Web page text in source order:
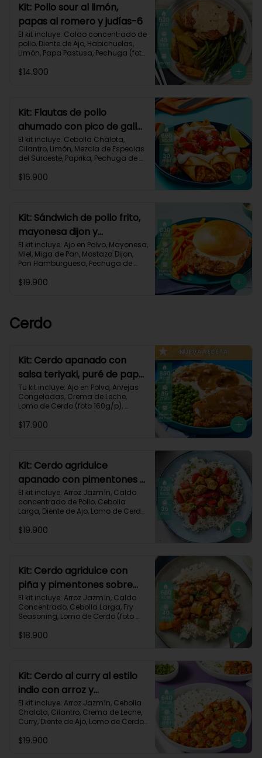
Kit: Pollo sour al limón,
papas al romero y judías-6
El kit incluye: Caldo concentrado de
pollo, Diente de Ajo, Habichuelas,
Limón, Papa Pastusa, Pechuga (foto
Romero, Sour Cream y Receta
Proteínas 41g
$14.900
Kit: Flautas de pollo
ahumado con pico de gallo
y sour cream-134
El kit incluye: Cebolla Chalota,
Cilantro, Limón, Mezcla de Especias
del Suroeste, Paprika, Pechuga de
Tomate, Tortillas de Harina, Receta
Grasas 30g | Proteínas 40g
$16.900
Kit: Sándwich de pollo frito,
mayonesa dijon y
zanahorias asadas-79
El kit incluye: Ajo en Polvo, Mayonesa,
Miel, Miga de Pan, Mostaza Dijon,
Pan Hamburguesa, Pechuga de
Zanahoria.Receta Impresa.
$19.900
Cerdo
Kit: Cerdo apanado con
salsa teriyaki, puré de papa
al ajillo y arvejas-150
Tu kit incluye: Ajo en Polvo, Arvejas
Congeladas, Crema de Leche,
Lomo de Cerdo (foto 160g/p),
Pastusa, Salsa teriyaki, Receta
Grasas 45g | Proteínas 40g
$17.900
Kit: Cerdo agridulce
apanado con pimentones y
arroz jazmín-116
El kit incluye: Arroz Jazmín, Caldo
concentrado de Pollo, Cebolla
Larga, Diente de Ajo, Lomo de Cerdo
Pimentón Rojo, Salsa de Soya,
Carbohidratos 87g | Grasas 21g |
Proteínas 44g
$19.900
Kit: Cerdo agridulce con
piña y pimentones sobre
arroz jazmín-101
El kit incluye: Arroz Jazmín, Caldo
Concentrado, Cebolla Larga, Fry
Seasoning, Lomo de Cerdo (foto
Piña, Salsa de Soya, Vinagre de
Proteínas 41g
$18.900
Kit: Cerdo al curry al estilo
indio con arroz y
pimentón-73
El kit incluye: Arroz Jazmín, Cebolla
Chalota, Cilantro, Crema de Leche,
Curry, Diente de Ajo, Lomo de Cerdo
Rojo, Sour Cream, Receta Impresa.
$19.900